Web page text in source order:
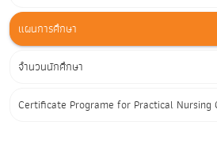
แผนการศึกษา
จำนวนนักศึกษา
Certificate Programe for Practical Nursing